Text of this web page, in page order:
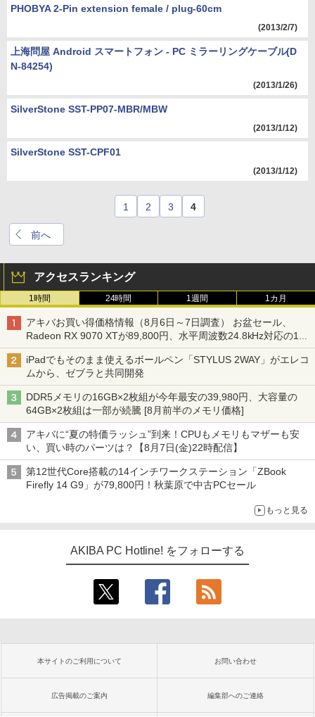
PHOBYA 2-Pin extension female / plug-60cm
(2013/2/7)
上海問屋 Android スマートフォン - PC ミラーリングケーブル(D
N-84254)
(2013/1/26)
SilverStone SST-PP07-MBR/MBW
(2013/1/12)
SilverStone SST-CPF01
(2013/1/12)
前へ
1 2 3 4
アクセスランキング
1時間 24時間 1週間 1カ月
アキバお買い得価格情報（8月6日～7日調査） お盆セール、
Radeon RX 9070 XTが89,800円、水平周波数24.8kHz対応の17
型モニターが9,801円、暑さ指数連動セール ほか
iPadでもそのまま使えるボールペン「STYLUS 2WAY」がエレコ
ムから、ゼブラと共同開発
DDR5メモリの16GB×2枚組が今年最安の39,980円、大容量の
64GB×2枚組は一部が続騰 [8月前半のメモリ価格]
アキバに“夏の特価ラッシュ”到来！CPUもメモリもマザーも安
い、買い時のパーツは？【8月7日(金)22時配信】
第12世代Core搭載の14インチワークステーション「ZBook
Firefly 14 G9」が79,800円！秋葉原で中古PCセール
もっと見る
AKIBA PC Hotline! をフォローする
本サイトのご利用について お問い合わせ
広告掲載のご案内 編集部へのご連絡